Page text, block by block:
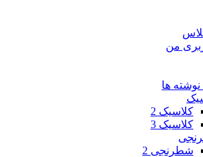
من
ها
کلاسیک 2
کلاسیک 3
شطرنجی 2